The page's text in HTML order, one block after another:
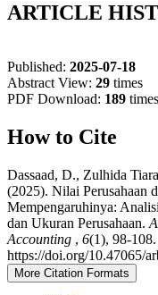
ARTICLE
Published: 2025-07-18
Abstract View: 29 times
PDF Download: 189 times
How to Cite
Dassaad, D., Zulhida
(2025). Nilai Perusahaan
Mempengaruhinya:
dan Ukuran Perusahaan.
Accounting , 6(1), 98-108.
https://doi.org/10.47065/
More Citation Formats